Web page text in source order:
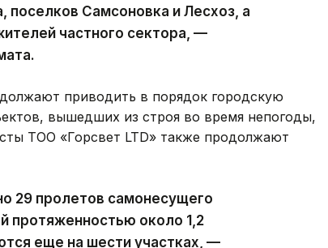
поселков Самсоновка и Лесхоз, а
частного сектора, —
приводить в порядок городскую
вышедших из строя во время непогоды,
ТОО «Горсвет LTD» также продолжают
29 пролетов самонесущего
протяженностью около 1,2
еще на шести участках, —